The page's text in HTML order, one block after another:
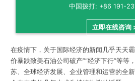
中国拨打: +86 191-
立即在线咨询
在疫情下，关于国际经济的新闻几乎天天
价暴跌致美石油公司破产”“经济下行”等等
苏、全球经济发展、企业管理和运营的全